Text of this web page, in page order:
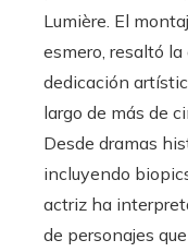
Lumière. El
esmero, resaltó
dedicación
largo de más de
Desde dramas
incluyendo
actriz ha
de personajes